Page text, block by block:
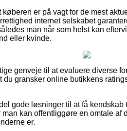
køberen er på vagt for de mest
internet selskabet
man når som helst kan
eller kvinde.
genveje til at evaluere diverse
gransker online butikkens
gode løsninger til at få
kan offentliggøre en omtale af
er.